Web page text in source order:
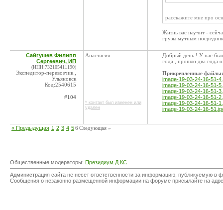
расскажите мне про
Жизнь вас научит -
грузы мутным
Сайгушев Филипп
Сергеевич, ИП
(ИНН:732105411190)
Экспедитор-перевозчик ,
Ульяновск
Код:2540615
#104
Анастасия
* контакт был изменен или
удален
Добрый день ! У нас
года , прошло два года
Прикрепленные файлы:
image-19-03-24-16-51-
image-19-03-24-16-51-
image-19-03-24-16-51-
image-19-03-24-16-51-
image-19-03-24-16-51-
image-19-03-24-16-
« Предыдущая 1 2 3 4 56 Следующая »
Общественные модераторы: Президиум Д КС
Администрация сайта не несет ответственности за информацию, публикуемую
Сообщения о незаконно размещенной информации на форуме присылайте на